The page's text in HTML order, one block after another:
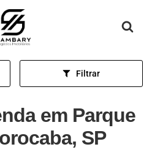
Página inicial
Filtrar
em Parque
SP